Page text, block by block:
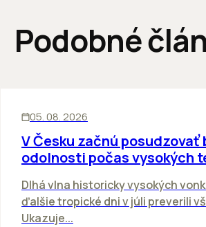
Podobné
05. 08. 2026
V Česku začnú
odolnosti počas vysokých
Dlhá vlna historicky vysokých
ďalšie tropické dni v júli preverili
Ukazuje...